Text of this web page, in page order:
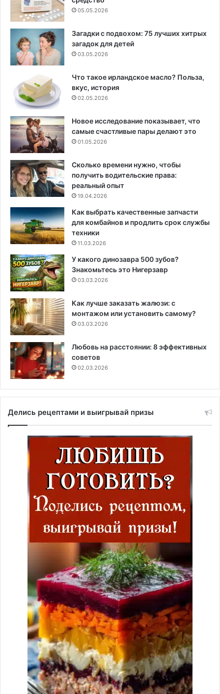
05.05.2026
Загадки с подвохом: 75 лучших хитрых
загадок для детей
03.05.2026
Что такое ирландское масло? Польза,
вкус, история
02.05.2026
Новое исследование показывает, что
самые счастливые пары делают это
01.05.2026
Сколько времени нужно, чтобы
получить водительские права:
реальный опыт
19.04.2026
Как выбрать качественные запчасти
для комбайнов и продлить срок службы
техники
11.03.2026
У какого динозавра 500 зубов?
Знакомьтесь это Нигерзавр
03.03.2026
Как лучше заказать жалюзи: с
монтажом или установить самому?
03.03.2026
Любовь на расстоянии: 8 эффективных
советов
02.03.2026
Делись рецептами и выигрывай призы